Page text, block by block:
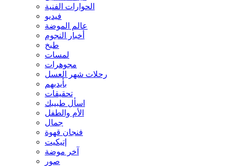
الحوارات الفنية
فيديو
عالم الموضة
أخبار النجوم
طبخ
لمسات
مجوهرات
رحلات شهر العسل
بأيديهم
تحقيقات
اسأل طبيبك
الأم والطفل
جمال
فنجان قهوة
إتيكيت
آخر موضة
صور